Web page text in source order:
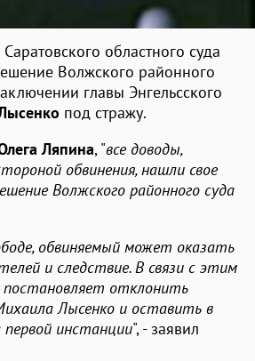
областного суда
Волжского районного
главы Энгельсского
под стражу.
Ляпина, "все доводы,
обвинения, нашли свое
Волжского районного суда
обвиняемый может оказать
и следствие. В связи с этим
постановляет отклонить
Лысенко и оставить в
первой инстанции", - заявил